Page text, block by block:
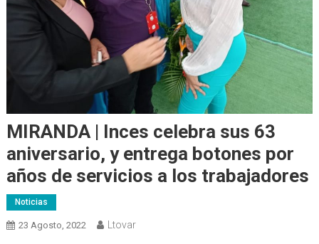
MIRANDA | Inces celebra sus 63
aniversario, y entrega botones por
años de servicios a los trabajadores
Noticias
23 Agosto, 2022 Ltovar